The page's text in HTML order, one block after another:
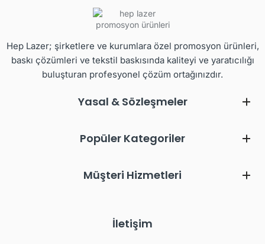
Hep Lazer; şirketlere ve kurumlara özel promosyon ürünleri,
baskı çözümleri ve tekstil baskısında kaliteyi ve yaratıcılığı
buluşturan profesyonel çözüm ortağınızdır.
Yasal & Sözleşmeler
Popüler Kategoriler
Müşteri Hizmetleri
İletişim